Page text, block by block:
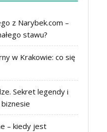
z Narybek.com –
stawu?
w Krakowie: co się
Sekret legendy i
– kiedy jest